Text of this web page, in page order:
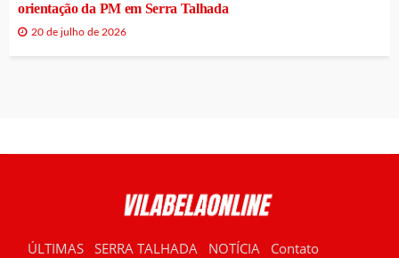
orientação da PM em Serra Talhada
20 de julho de 2026
ÚLTIMAS SERRA TALHADA NOTÍCIA Contato